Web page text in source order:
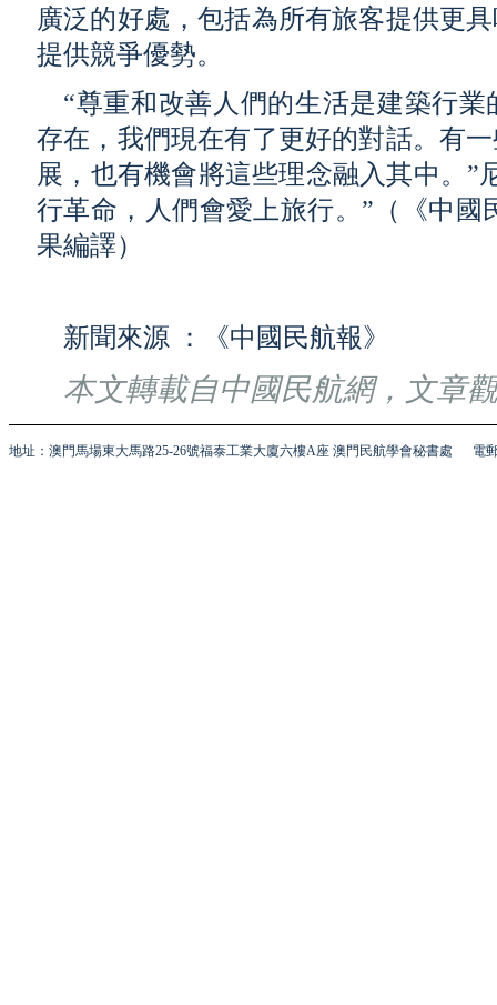
廣泛的好處，包括為所有旅客提供更
提供競爭優勢。
“尊重和改善人們的生活是建築行
存在，我們現在有了更好的對話。有
展，也有機會將這些理念融入其中。”
行革命，人們會愛上旅行。”（《中
果編譯）
新聞來源 ：《中國民航報》
本文轉載自中國民航網，文章
地址：澳門馬場東大馬路25-26號福泰工業大廈六樓A座 澳門民航學會秘書處 電